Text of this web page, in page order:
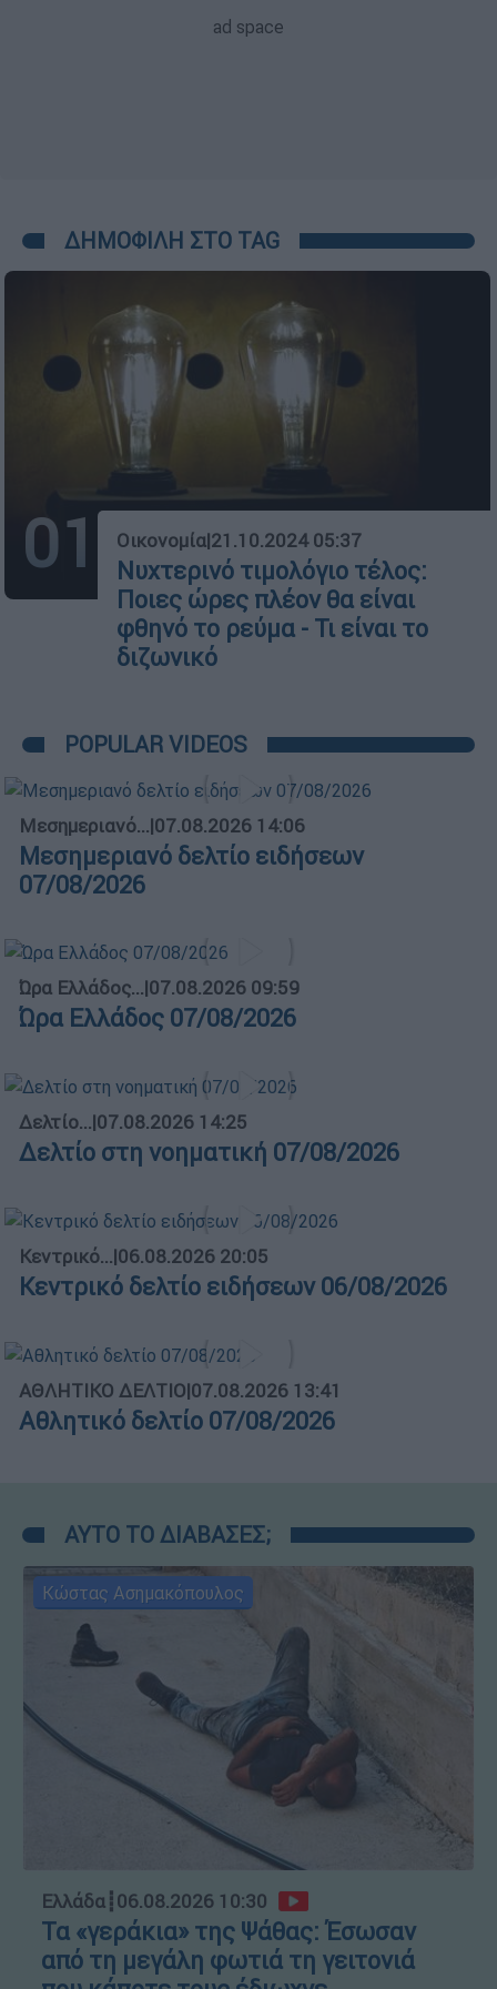
ΔΗΜΟΦΙΛΗ ΣΤΟ TAG
01 Οικονομία|21.10.2024 05:37
Νυχτερινό τιμολόγιο τέλος:
Ποιες ώρες πλέον θα είναι
φθηνό το ρεύμα - Τι είναι το
διζωνικό
POPULAR VIDEOS
Μεσημεριανό...|07.08.2026 14:06
Μεσημεριανό δελτίο ειδήσεων
07/08/2026
Ώρα Ελλάδος...|07.08.2026 09:59
Ώρα Ελλάδος 07/08/2026
Δελτίο...|07.08.2026 14:25
Δελτίο στη νοηματική 07/08/2026
Κεντρικό...|06.08.2026 20:05
Κεντρικό δελτίο ειδήσεων 06/08/2026
ΑΘΛΗΤΙΚΟ ΔΕΛΤΙΟ|07.08.2026 13:41
Αθλητικό δελτίο 07/08/2026
ΑΥΤΟ ΤΟ ΔΙΑΒΑΣΕΣ;
Κώστας Ασημακόπουλος
Ελλάδα┋06.08.2026 10:30
Τα «γεράκια» της Ψάθας: Έσωσαν
από τη μεγάλη φωτιά τη γειτονιά